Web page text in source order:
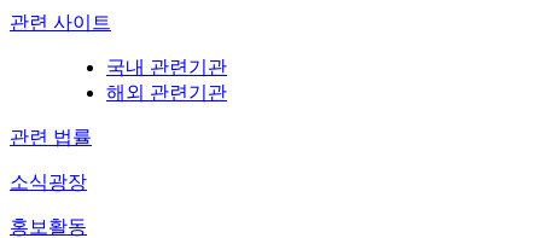
관련 사이트
국내 관련기관
해외 관련기관
관련 법률
소식광장
홍보활동